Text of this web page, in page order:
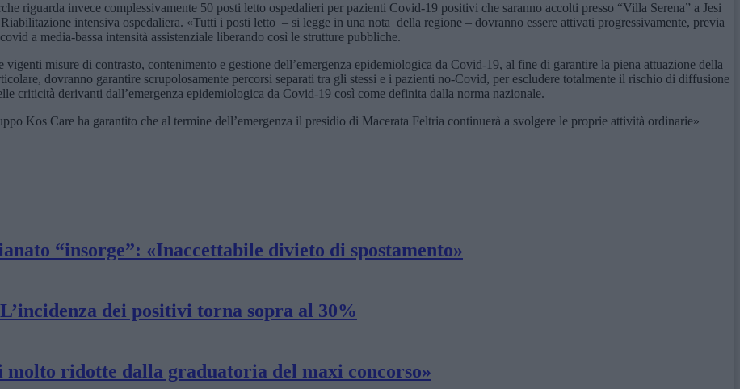
riguarda invece complessivamente 50 posti letto ospedalieri per pazienti Covid-19 positivi che saranno accolti presso “Villa Serena” a Jesi
intensiva ospedaliera. «Tutti i posti letto – si legge in una nota della regione – dovranno essere attivati progressivamente, previa
a media-bassa intensità assistenziale liberando così le strutture pubbliche.
misure di contrasto, contenimento e gestione dell’emergenza epidemiologica da Covid-19, al fine di garantire la piena attuazione della
dovranno garantire scrupolosamente percorsi separati tra gli stessi e i pazienti no-Covid, per escludere totalmente il rischio di diffusione
criticità derivanti dall’emergenza epidemiologica da Covid-19 così come definita dalla norma nazionale.
Kos Care ha garantito che al termine dell’emergenza il presidio di Macerata Feltria continuerà a svolgere le proprie attività ordinarie»
“insorge”: «Inaccettabile divieto di spostamento»
dei positivi torna sopra al 30%
ridotte dalla graduatoria del maxi concorso»